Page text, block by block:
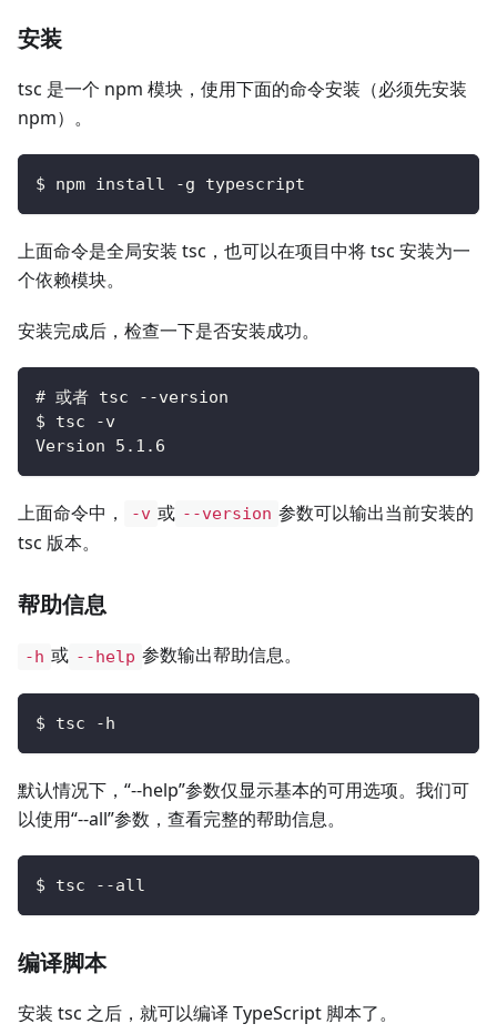
安装
tsc 是一个 npm 模块，使用下面的命令安装（必须先安装
npm）。
$ npm install -g typescript
上面命令是全局安装 tsc，也可以在项目中将 tsc 安装为一
个依赖模块。
安装完成后，检查一下是否安装成功。
# 或者 tsc --version
$ tsc -v
Version 5.1.6
上面命令中， -v 或 --version 参数可以输出当前安装的
tsc 版本。
帮助信息
-h 或 --help 参数输出帮助信息。
$ tsc -h
默认情况下，“--help”参数仅显示基本的可用选项。我们可
以使用“--all”参数，查看完整的帮助信息。
$ tsc --all
编译脚本
安装 tsc 之后，就可以编译 TypeScript 脚本了。